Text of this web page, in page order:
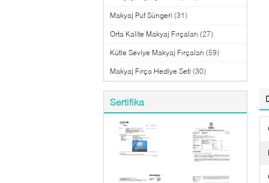
Makyaj Puf Süngeri (31)
Orta Kalite Makyaj Fırçaları (27)
Kütle Seviye Makyaj Fırçaları (59)
Makyaj Fırça Hediye Seti (30)
Sertifika